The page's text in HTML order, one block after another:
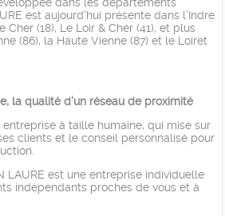
est aujourd'hui présente dans l’Indre
Cher (18), Le Loir & Cher (41), et plus
(86), la Haute Vienne (87) et le Loiret
la qualité d'un réseau de proximité
entreprise à taille humaine, qui mise sur
clients et le conseil personnalisé pour
LAURE est une entreprise individuelle
indépendants proches de vous et à